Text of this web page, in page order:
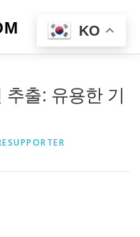
메뉴
출: 유용한 기
KO